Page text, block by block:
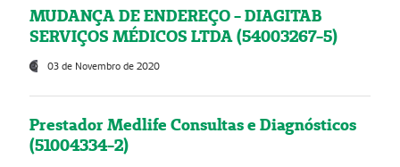
MUDANÇA DE ENDEREÇO - DIAGITAB
SERVIÇOS MÉDICOS LTDA (54003267-5)
03 de Novembro de 2020
Prestador Medlife Consultas e Diagnósticos
(51004334-2)